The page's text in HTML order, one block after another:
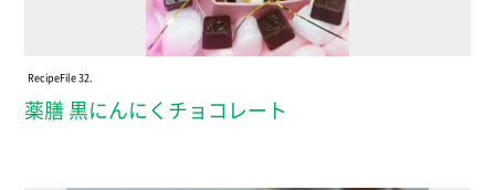
RecipeFile 32.
薬膳 黒にんにくチョコレート